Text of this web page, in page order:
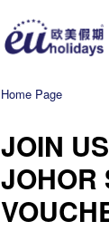
Home Page
JOIN
JOHOR